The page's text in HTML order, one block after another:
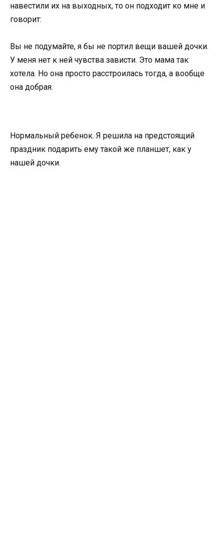
навестили их на выходных, то он подходит ко мне и
говорит:
Вы не подумайте, я бы не портил вещи вашей дочки.
У меня нет к ней чувства зависти. Это мама так
хотела. Но она просто расстроилась тогда, а вообще
она добрая.
Нормальный ребенок. Я решила на предстоящий
праздник подарить ему такой же планшет, как у
нашей дочки.